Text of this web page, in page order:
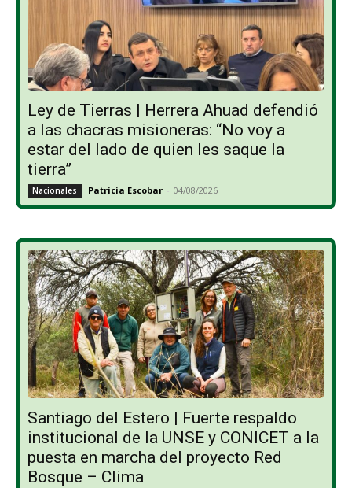
Ley de Tierras | Herrera Ahuad defendió
a las chacras misioneras: “No voy a
estar del lado de quien les saque la
tierra”
Nacionales Patricia Escobar - 04/08/2026
Santiago del Estero | Fuerte respaldo
institucional de la UNSE y CONICET a la
puesta en marcha del proyecto Red
Bosque – Clima